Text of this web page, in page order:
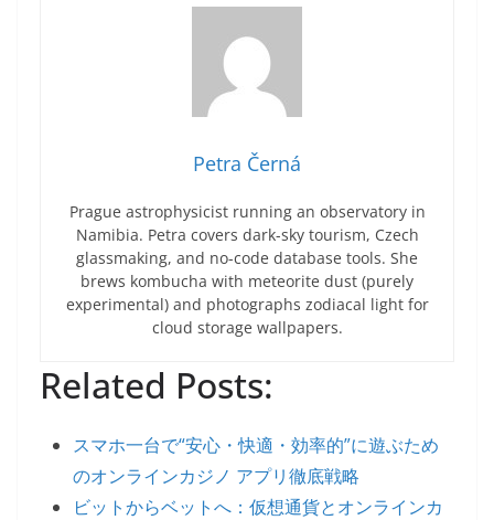
Petra Černá
Prague astrophysicist running an observatory in
Namibia. Petra covers dark-sky tourism, Czech
glassmaking, and no-code database tools. She
brews kombucha with meteorite dust (purely
experimental) and photographs zodiacal light for
cloud storage wallpapers.
Related Posts:
スマホ一台で“安心・快適・効率的”に遊ぶため
のオンラインカジノ アプリ徹底戦略
ビットからベットへ：仮想通貨とオンラインカ